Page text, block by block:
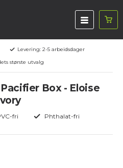
Levering: 2-5 arbeidsdager
største utvalg
Box - Eloise
fri Phthalat-fri